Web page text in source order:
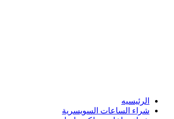
الرئيسيه
شراء الساعات السويسرية